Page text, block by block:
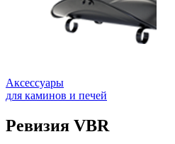
Аксессуары
для каминов и печей
Ревизия VBR